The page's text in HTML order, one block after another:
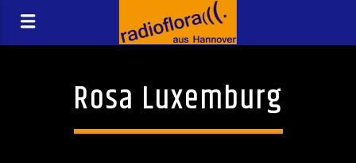
Rosa Luxemburg